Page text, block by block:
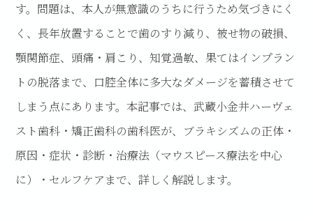
す。問題は、本人が無意識のうちに行うため気づきにく
く、長年放置することで歯のすり減り、被せ物の破損、
顎関節症、頭痛・肩こり、知覚過敏、果てはインプラン
トの脱落まで、口腔全体に多大なダメージを蓄積させて
しまう点にあります。本記事では、武蔵小金井ハーヴェ
スト歯科・矯正歯科の歯科医が、ブラキシズムの正体・
原因・症状・診断・治療法（マウスピース療法を中心
に）・セルフケアまで、詳しく解説します。